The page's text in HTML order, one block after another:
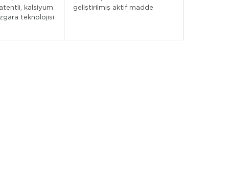
kalsiyum
teknolojisi
geliştirilmiş aktif madde